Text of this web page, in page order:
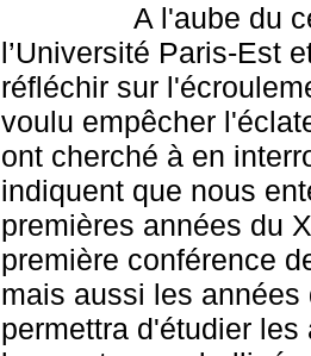
A l'aube du
l’Université Paris-Est
réfléchir sur
voulu empêcher
ont cherché à en
indiquent que nous
premières années du
première conférence
mais aussi les
permettra d'étudier